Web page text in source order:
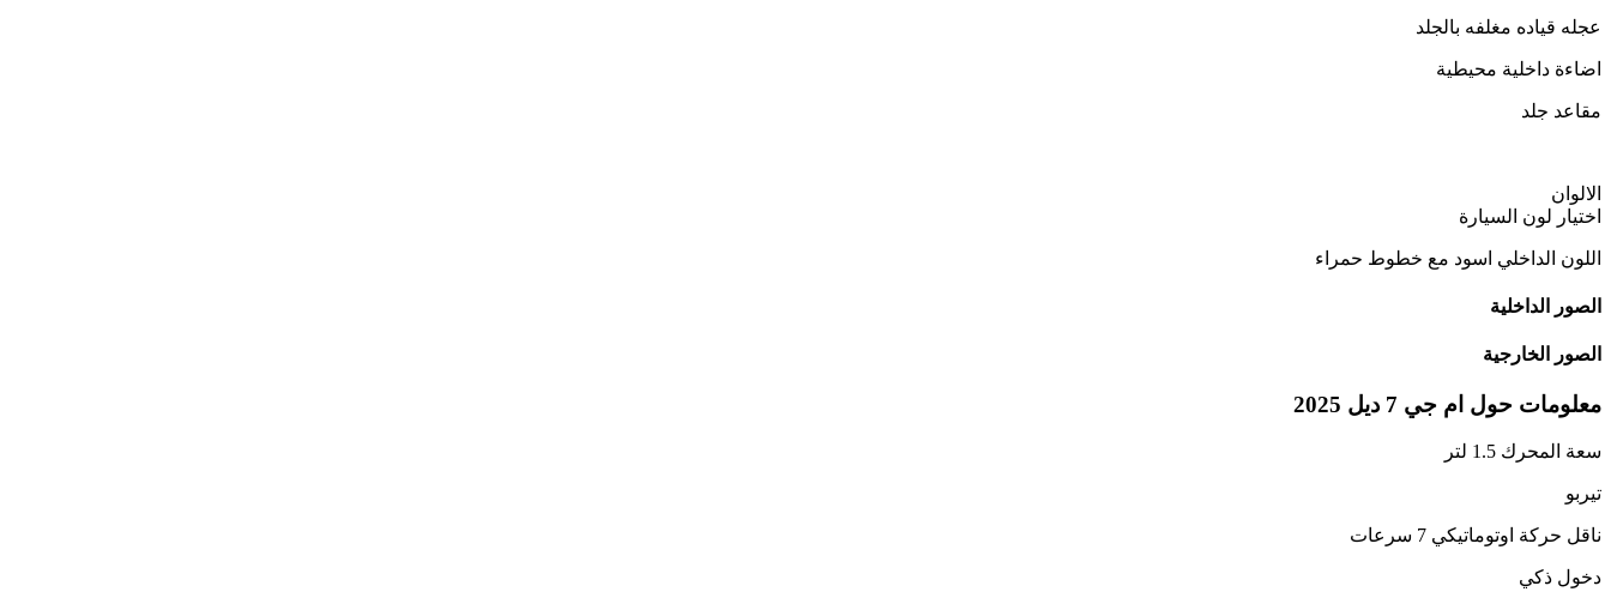
عجله قياده مغلفه بالجلد
اضاءة داخلية محيطية
مقاعد جلد
الالوان
اختيار لون السيارة
اللون الداخلي اسود مع خطوط حمراء
الصور الداخلية
الصور الخارجية
معلومات حول ام جي 7 ديل 2025
سعة المحرك 1.5 لتر
تيربو
ناقل حركة اوتوماتيكي 7 سرعات
دخول ذكي